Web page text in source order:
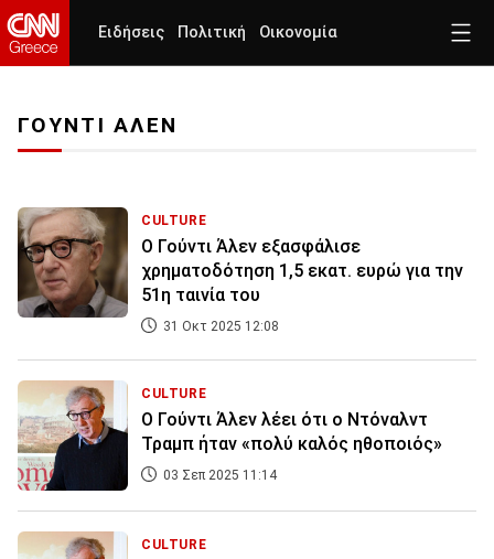
Ειδήσεις Πολιτική Οικονομία
ΓΟΥΝΤΙ ΑΛΕΝ
CULTURE
Ο Γούντι Άλεν εξασφάλισε
χρηματοδότηση 1,5 εκατ. ευρώ για την
51η ταινία του
31 Οκτ 2025 12:08
CULTURE
Ο Γούντι Άλεν λέει ότι ο Ντόναλντ
Τραμπ ήταν «πολύ καλός ηθοποιός»
03 Σεπ 2025 11:14
CULTURE